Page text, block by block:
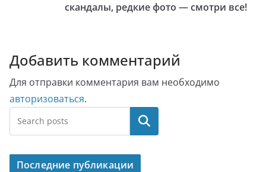
скандалы, редкие фото — смотри все!
Добавить комментарий
Для отправки комментария вам необходимо
авторизоваться.
Поиск
Последние публикации